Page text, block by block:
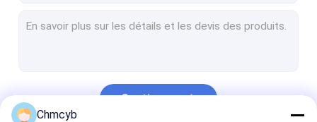
Hart Field Communicator
Continuer
Chmcyb